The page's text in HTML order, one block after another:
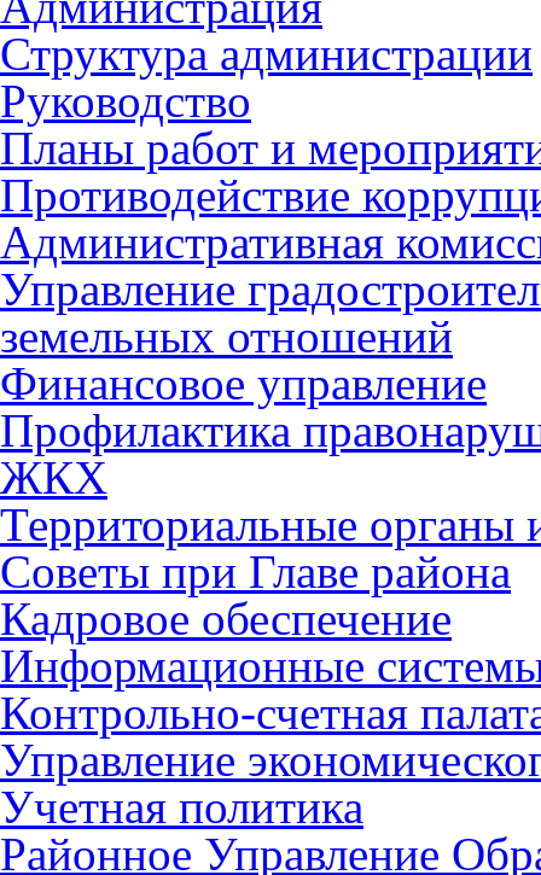
Структура администрации
Руководство
Планы работ и
Противодействие
Административная
Управление
земельных отношений
Финансовое управление
Профилактика
ЖКХ
Территориальные органы
Советы при Главе района
Кадровое обеспечение
Информационные
Контрольно-счетная
Управление
Учетная политика
Районное Управление